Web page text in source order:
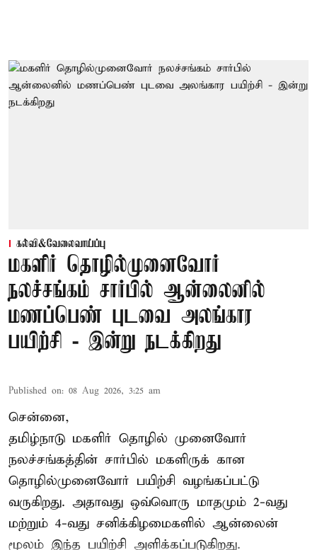
கல்வி&வேலைவாய்ப்பு
மகளிர் தொழில்முனைவோர்
நலச்சங்கம் சார்பில் ஆன்லைனில்
மணப்பெண் புடவை அலங்கார
பயிற்சி - இன்று நடக்கிறது
Published on: 08 Aug 2026, 3:25 am
சென்னை,
தமிழ்நாடு மகளிர் தொழில் முனைவோர்
நலச்சங்கத்தின் சார்பில் மகளிருக் கான
தொழில்முனைவோர் பயிற்சி வழங்கப்பட்டு
வருகிறது. அதாவது ஒவ்வொரு மாதமும் 2-வது
மற்றும் 4-வது சனிக்கிழமைகளில் ஆன்லைன்
மூலம் இந்த பயிற்சி அளிக்கப்படுகிறது.